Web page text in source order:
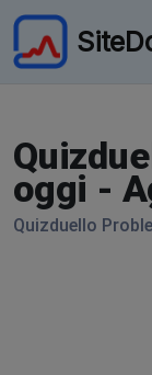
oggi -
Quizduello